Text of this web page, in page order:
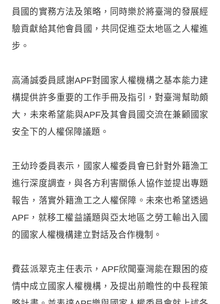
員國的實務方法及策略，同時樂於將臺灣的發展經
驗貢獻給其他會員國，共同促進亞太地區之人權進
步。
高涌誠委員感謝APF對國家人權機構之基本能力建
構提供許多重要的工作手冊及指引，對臺灣幫助頗
大，未來希望能與APF及其會員國交流在兼顧國家
安全下的人權保障議題。
王幼玲委員表示，國家人權委員會已針對外籍漁工
進行深度調查，與各方利害關係人協作並提出專題
報告，落實外籍漁工之人權保障。未來也希望透過
APF，就移工權益議題與亞太地區之勞工輸出入國
的國家人權機構建立對話及合作機制。
費茲派翠克主任表示，APF欣聞臺灣能在艱困的疫
情中成立國家人權機構，及提出前瞻性的中長程策